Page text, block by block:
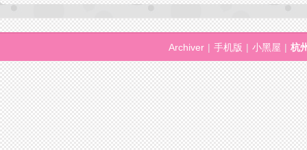
Archiver | 手机版 | 小黑屋 | 杭